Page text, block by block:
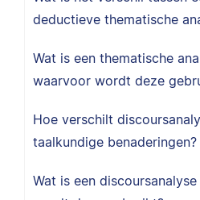
deductieve thematische
Wat is een thematische
waarvoor wordt deze
Hoe verschilt
taalkundige benaderingen?
Wat is een